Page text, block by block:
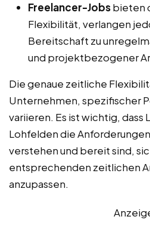
Freelancer-Jobsbieten
Flexibilität, verlangen
Bereitschaft zu
und projektbezogener
Die genaue zeitliche
Unternehmen, spezifischer
variieren. Es ist wichtig, dass
Lohfelden die
verstehen und bereit sind,
entsprechenden zeitlichen
anzupassen.